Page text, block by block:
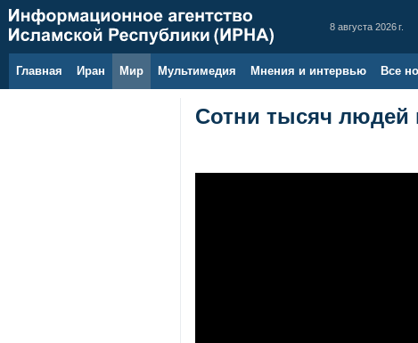
8 августа 2026 г.
Главная Иран Мир Мультимедия Мнения и интервью Все
Сотни тысяч людей